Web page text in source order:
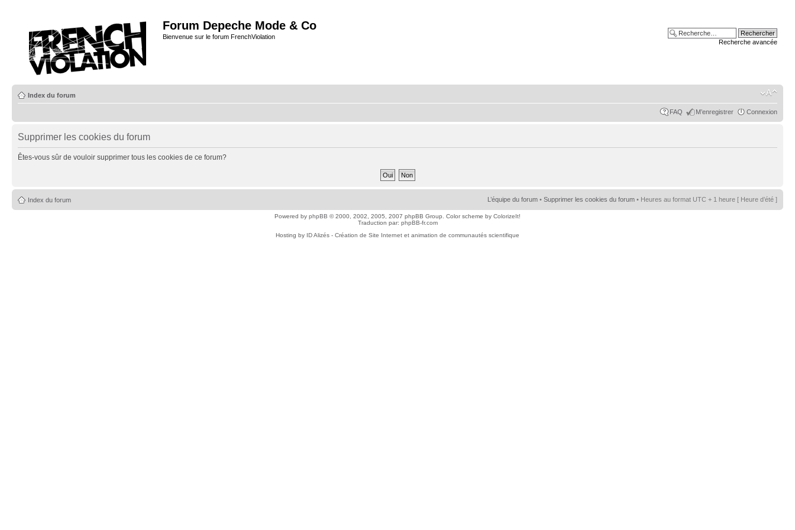
Forum Depeche Mode & Co
Bienvenue sur le forum FrenchViolation
Recherche avancée
Index du forum
FAQ M’enregistrer Connexion
Supprimer les cookies du forum
Êtes-vous sûr de vouloir supprimer tous les cookies de ce forum?
Index du forum L’équipe du forum • Supprimer les cookies du forum • Heures au format UTC + 1 heure [ Heure d’été ]
Powered by phpBB © 2000, 2002, 2005, 2007 phpBB Group. Color scheme by ColorizeIt!
Traduction par: phpBB-fr.com
Hosting by ID Alizés - Création de Site Internet et animation de communautés scientifique